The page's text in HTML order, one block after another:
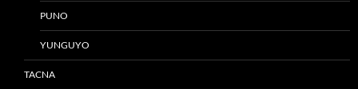
PUNO
YUNGUYO
TACNA